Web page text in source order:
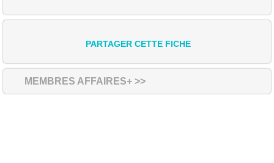
PARTAGER CETTE FICHE
MEMBRES AFFAIRES+ >>